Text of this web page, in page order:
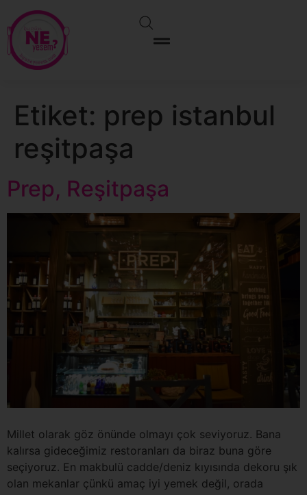
Etiket: prep istanbul
reşitpaşa
Prep, Reşitpaşa
Millet olarak göz önünde olmayı çok seviyoruz. Bana
kalırsa gideceğimiz restoranları da biraz buna göre
seçiyoruz. En makbulü cadde/deniz kıyısında dekoru şık
olan mekanlar çünkü amaç iyi yemek değil, orada